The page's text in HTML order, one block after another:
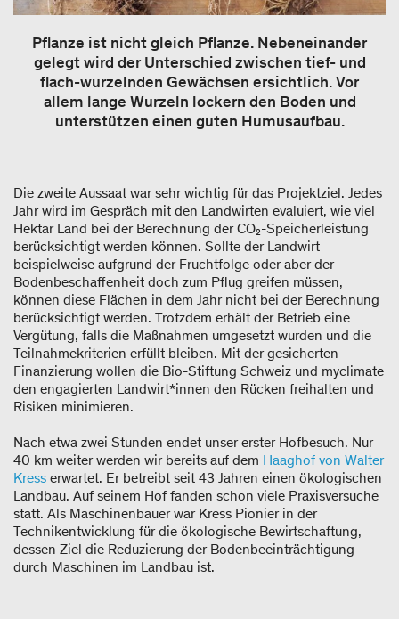
Pflanze ist nicht gleich Pflanze. Nebeneinander
gelegt wird der Unterschied zwischen tief- und
flach-wurzelnden Gewächsen ersichtlich. Vor
allem lange Wurzeln lockern den Boden und
unterstützen einen guten Humusaufbau.
Die zweite Aussaat war sehr wichtig für das Projektziel. Jedes
Jahr wird im Gespräch mit den Landwirten evaluiert, wie viel
Hektar Land bei der Berechnung der CO₂-Speicherleistung
berücksichtigt werden können. Sollte der Landwirt
beispielweise aufgrund der Fruchtfolge oder aber der
Bodenbeschaffenheit doch zum Pflug greifen müssen,
können diese Flächen in dem Jahr nicht bei der Berechnung
berücksichtigt werden. Trotzdem erhält der Betrieb eine
Vergütung, falls die Maßnahmen umgesetzt wurden und die
Teilnahmekriterien erfüllt bleiben. Mit der gesicherten
Finanzierung wollen die Bio-Stiftung Schweiz und myclimate
den engagierten Landwirt*innen den Rücken freihalten und
Risiken minimieren.
Nach etwa zwei Stunden endet unser erster Hofbesuch. Nur
40 km weiter werden wir bereits auf dem Haaghof von Walter
Kress erwartet. Er betreibt seit 43 Jahren einen ökologischen
Landbau. Auf seinem Hof fanden schon viele Praxisversuche
statt. Als Maschinenbauer war Kress Pionier in der
Technikentwicklung für die ökologische Bewirtschaftung,
dessen Ziel die Reduzierung der Bodenbeeinträchtigung
durch Maschinen im Landbau ist.